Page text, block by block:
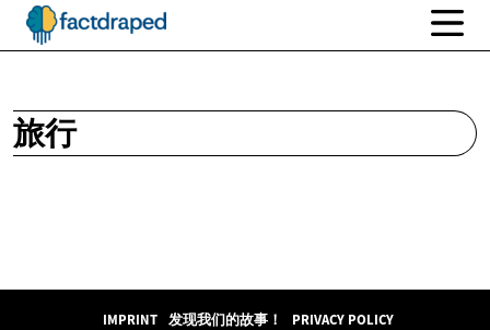
旅行
IMPRINT 发现我们的故事！ PRIVACY POLICY